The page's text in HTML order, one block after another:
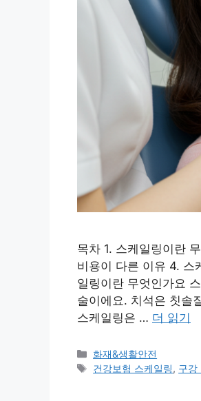
목차 1. 스케일링이란
비용이 다른 이유 4. 스
일링이란 무엇인가요
술이에요. 치석은 칫솔
스케일링은 … 더 읽기
카
테
화재&생활안전
태
건강보험 스케일링, 구강